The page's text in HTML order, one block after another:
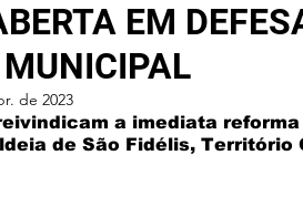
EM
de 2023
a imediata
de São Fidélis, Território